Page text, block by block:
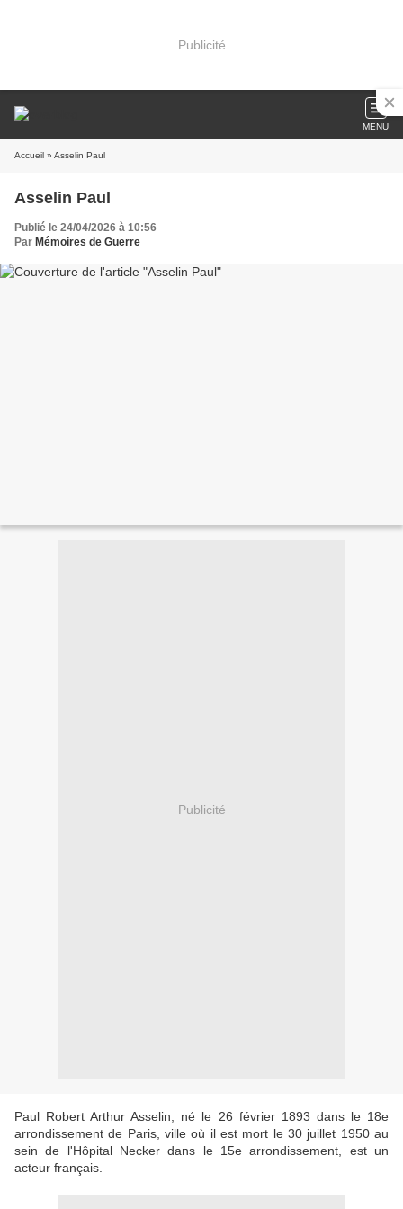
Publicité
MENU
Accueil » Asselin Paul
Asselin Paul
Publié le 24/04/2026 à 10:56
Par Mémoires de Guerre
Publicité
Paul Robert Arthur Asselin, né le 26 février 1893 dans le 18e
arrondissement de Paris, ville où il est mort le 30 juillet 1950 au
sein de l'Hôpital Necker dans le 15e arrondissement, est un
acteur français.